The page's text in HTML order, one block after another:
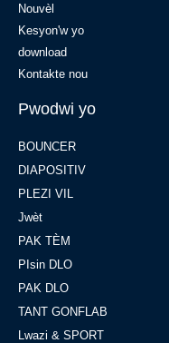
Nouvèl
Kesyon'w yo
download
Kontakte nou
Pwodwi yo
BOUNCER
DIAPOSITIV
PLEZI VIL
Jwèt
PAK TÈM
PIsin DLO
PAK DLO
TANT GONFLAB
Lwazi & SPORT